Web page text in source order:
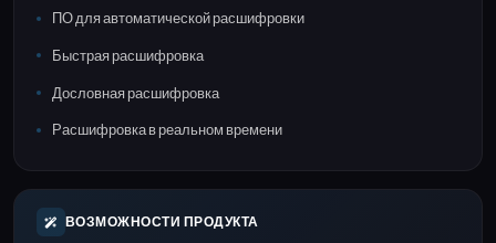
ПО для автоматической расшифровки
Быстрая расшифровка
Дословная расшифровка
Расшифровка в реальном времени
ВОЗМОЖНОСТИ ПРОДУКТА